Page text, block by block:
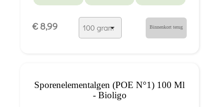
Langzame
spijsvertering
€ 8,99 Binnenkort terug
Sporenelementalgen (POE N°1) 100 Ml
- Bioligo